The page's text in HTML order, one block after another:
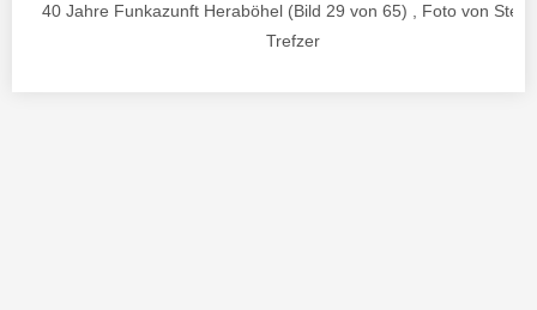
40 Jahre Funkazunft Heraböhel (Bild 29 von 65) , Foto von
Trefzer